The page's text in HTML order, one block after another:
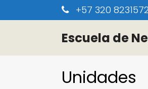
+57 320
Escuela de
Unidades